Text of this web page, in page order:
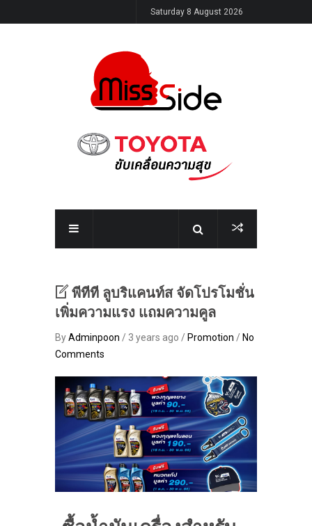
Saturday 8 August 2026
พีทีที ลูบริแคนท์ส จัดโปรโมชั่น
เพิ่มความแรง แถมความคูล
ByAdminpoon / 3 years ago / Promotion / No
Comments